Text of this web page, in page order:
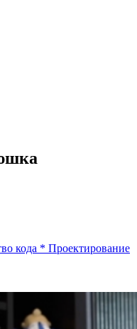
кода * Проектирование